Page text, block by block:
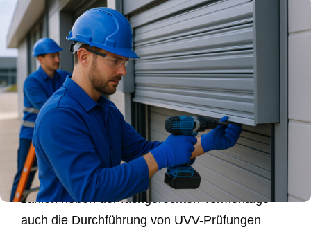
Ihr Profi für Industrietore und
Torservice im Einzugsgebiet
Heilbronn & Co.
Mit unserem umfassenden Leistungsspektrum
bedienen wir sowohl Gewerbe- als auch
Privatkunden. Zu unseren Kernkompetenzen
zählen neben der fachgerechten Tormontage
auch die Durchführung von UVV-Prüfungen